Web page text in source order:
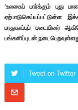
‘உலகைப் பார்க்கும் புது
ஏற்பாடுசெய்யப்பட்டுள்ள
பாதுகாப்புப் படையினர்
பங்களிப்புடன்
Tweet on Twitter